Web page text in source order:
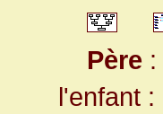
Père :
l'enfant :